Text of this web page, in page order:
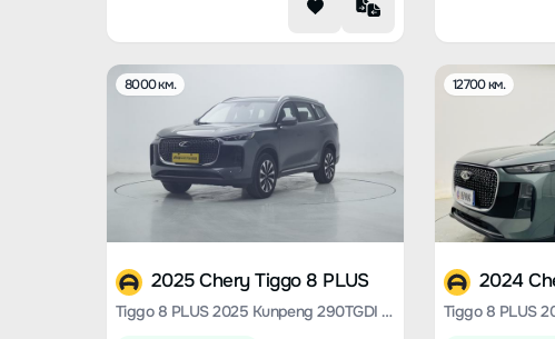
8000 км.
2025 Chery Tiggo 8 PLUS
Tiggo 8 PLUS 2025 Kunpeng 290TGDI DCT Luxury
12700 км.
2024